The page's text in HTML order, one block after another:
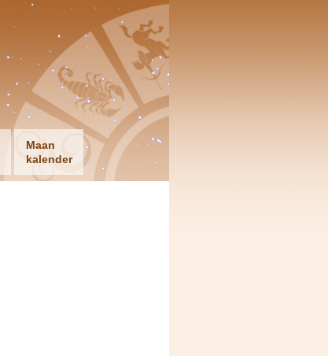
Maan
kalender